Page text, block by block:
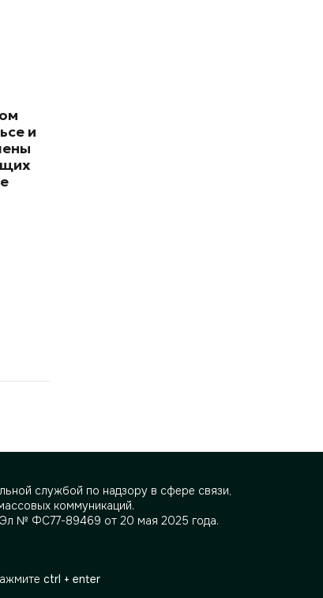
и
службой по надзору в сфере связи,
коммуникаций.
№ ФС77-89469 от 20 мая 2025 года.
ctrl + enter